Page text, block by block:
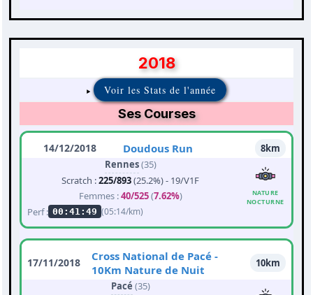
2018
Voir les Stats de l'année
Ses Courses
14/12/2018 Doudous Run
8km
Rennes(35)
Scratch :225/893(25.2%) - 19/V1F
Femmes :40/525(7.62%)
Perf : 00:41:49 (05:14/km)
NATURE
NOCTURNE
17/11/2018
Cross National de Pacé -
10Km Nature de Nuit
10km
Pacé (35)